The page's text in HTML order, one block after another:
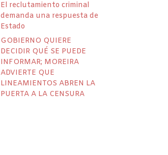
El reclutamiento criminal
demanda una respuesta de
Estado
GOBIERNO QUIERE
DECIDIR QUÉ SE PUEDE
INFORMAR; MOREIRA
ADVIERTE QUE
LINEAMIENTOS ABREN LA
PUERTA A LA CENSURA